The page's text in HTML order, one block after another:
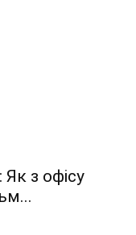
з офісу